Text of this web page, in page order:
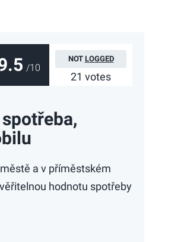
/10
NOT LOGGED
21 votes
a v příměstském
hodnotu spotřeby